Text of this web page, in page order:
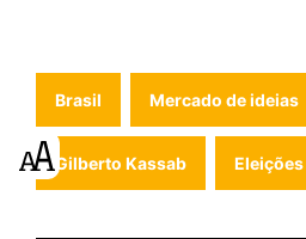
Brasil Mercado de ideias
Gilberto Kassab